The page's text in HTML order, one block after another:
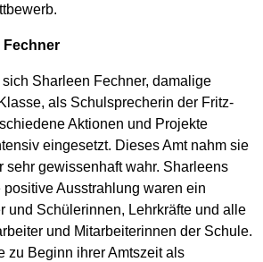
Fechner
sich Sharleen Fechner, damalige
als Schulsprecherin der Fritz-
Aktionen und Projekte
eingesetzt. Dieses Amt nahm sie
sehr gewissenhaft wahr. Sharleens
positive Ausstrahlung waren ein
und Schülerinnen, Lehrkräfte und alle
und Mitarbeiterinnen der Schule.
zu Beginn ihrer Amtszeit als